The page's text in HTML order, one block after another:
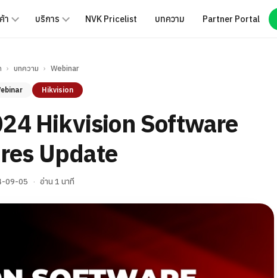
า บริการ NVK Pricelist บทความ Partner Portal
› บทความ › Webinar
Hikvision
Hikvision Software
Update
09-05 · อ่าน 1 นาที